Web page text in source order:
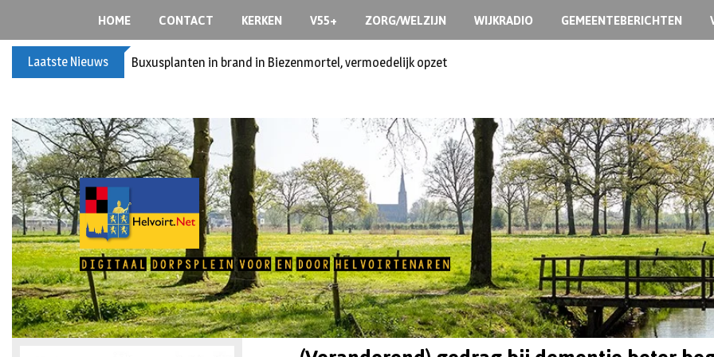
HOME CONTACT KERKEN V55+ ZORG/WELZIJN WIJKRADIO GEMEENTEBERICHTEN
Laatste Nieuws Buxusplanten in brand in Biezenmortel, vermoedelijk opzet